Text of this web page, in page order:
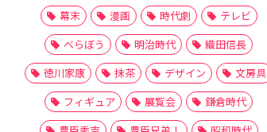
幕末
漫画 時代劇
テレビ
べらぼう
明治時代
織田信長
徳川家康
抹茶 デザイン
文房具
フィギュア
展覧会
鎌倉時代